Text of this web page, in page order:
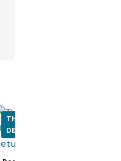
THE WALKING
DEAD